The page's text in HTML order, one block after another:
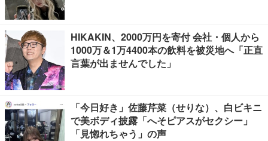
HIKAKIN、2000万円を寄付 会社・個人から
1000万＆1万4400本の飲料を被災地へ「正直
言葉が出ませんでした」
「今日好き」佐藤芹菜（せりな）、白ビキニ
で美ボディ披露「へそピアスがセクシー」
「見惚れちゃう」の声